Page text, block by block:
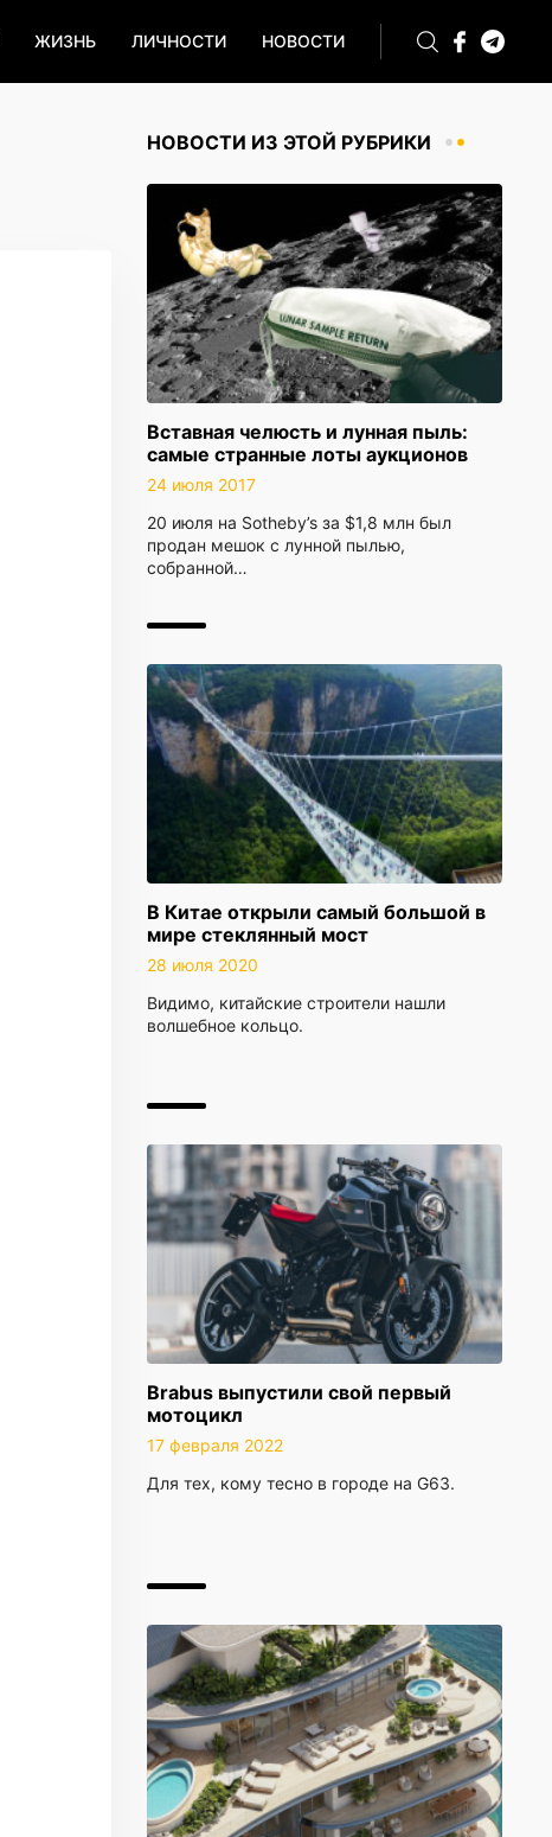
ЖИЗНЬ ЛИЧНОСТИ НОВОСТИ
НОВОСТИ ИЗ ЭТОЙ РУБРИКИ
Вставная челюсть и лунная пыль:
самые странные лоты аукционов
24 июля 2017
20 июля на Sotheby’s за $1,8 млн был
продан мешок с лунной пылью,
собранной…
В Китае открыли самый большой в
мире стеклянный мост
28 июля 2020
Видимо, китайские строители нашли
волшебное кольцо.
Brabus выпустили свой первый
мотоцикл
17 февраля 2022
Для тех, кому тесно в городе на G63.